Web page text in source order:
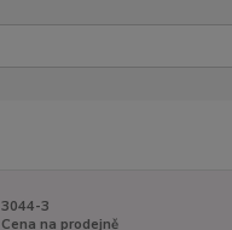
3044-3
Cena na prodejně